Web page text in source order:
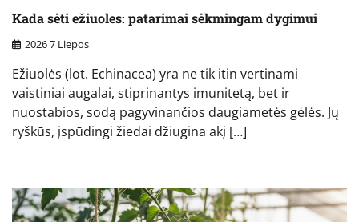
Kada sėti ežiuoles: patarimai sėkmingam dygimui
2026 7 Liepos
Ežiuolės (lot. Echinacea) yra ne tik itin vertinami
vaistiniai augalai, stiprinantys imunitetą, bet ir
nuostabios, sodą pagyvinančios daugiametės gėlės. Jų
ryškūs, įspūdingi žiedai džiugina akį […]